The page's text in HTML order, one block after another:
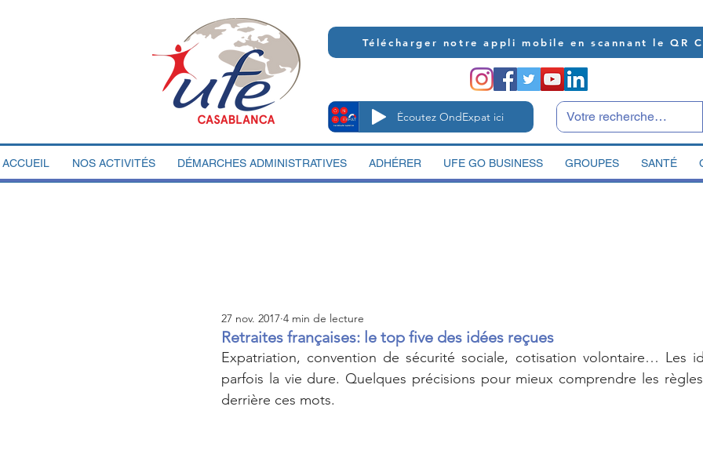
Télécharger notre appli mobile en scannant le QR
Écoutez OndExpat ici
ACCUEIL NOS ACTIVITÉS DÉMARCHES ADMINISTRATIVES ADHÉRER UFE GO BUSINESS GROUPES SANTÉ
Retraites françaises: le top five des idées reçues
27 nov. 2017 4 min de lecture
Expatriation, convention de sécurité sociale, cotisation volontaire… Les
parfois la vie dure. Quelques précisions pour mieux comprendre les
derrière ces mots.